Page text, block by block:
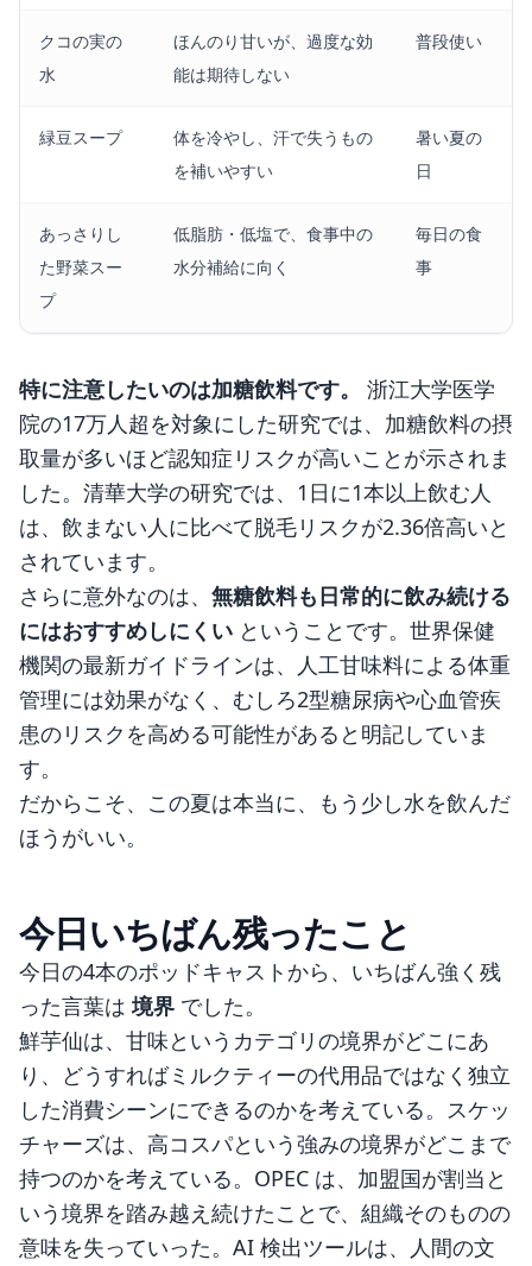
クコの実の
水
ほんのり甘いが、過度な効
能は期待しない
普段使い
緑豆スープ
体を冷やし、汗で失うもの
を補いやすい
暑い夏の
日
あっさりし
た野菜スー
プ
低脂肪・低塩で、食事中の
水分補給に向く
毎日の食
事
特に注意したいのは加糖飲料です。
浙江大学医学
院の17万人超を対象にした研究では、加糖飲料の摂
取量が多いほど認知症リスクが高いことが示されま
した。清華大学の研究では、1日に1本以上飲む人
は、飲まない人に比べて脱毛リスクが2.36倍高いと
されています。
さらに意外なのは、 無糖飲料も日常的に飲み続ける
にはおすすめしにくい ということです。世界保健
機関の最新ガイドラインは、人工甘味料による体重
管理には効果がなく、むしろ2型糖尿病や心血管疾
患のリスクを高める可能性があると明記していま
す。
だからこそ、この夏は本当に、もう少し水を飲んだ
ほうがいい。
今日いちばん残ったこと
今日の4本のポッドキャストから、いちばん強く残
った言葉は境界 でした。
鮮芋仙は、甘味というカテゴリの境界がどこにあ
り、どうすればミルクティーの代用品ではなく独立
した消費シーンにできるのかを考えている。スケッ
チャーズは、高コスパという強みの境界がどこまで
持つのかを考えている。OPEC は、加盟国が割当と
いう境界を踏み越え続けたことで、組織そのものの
意味を失っていった。AI 検出ツールは、人間の文